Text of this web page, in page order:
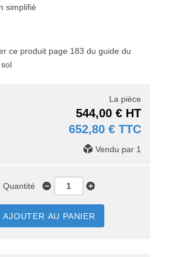
simplifié
ce produit page 183 du guide du
La pièce
544,00 € HT
652,80 € TTC
Vendu par 1
Quantité
AJOUTER AU PANIER